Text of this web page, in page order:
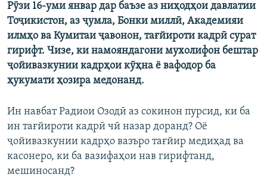
Ҳамаи сомонаҳои RFE/RL
Рӯзи 16-уми январ дар баъзе аз ниҳодҳои давлатии
Тоҷикистон, аз ҷумла, Бонки миллӣ, Академияи
илмҳо ва Кумитаи ҷавонон, тағйироти кадрӣ сурат
гирифт. Чизе, ки намояндагони мухолифон бештар
ҷойивазкунии кадрҳои кӯҳна ё вафодор ба
ҳукумати ҳозира медонанд.
Ин навбат Радиои Озодӣ аз сокинон пурсид, ки ба
ин тағйироти кадрӣ чӣ назар доранд? Оё
ҷойивазкунии кадрҳо вазъро тағйир медиҳад ва
касонеро, ки ба вазифаҳои нав гирифтанд,
мешиносанд?